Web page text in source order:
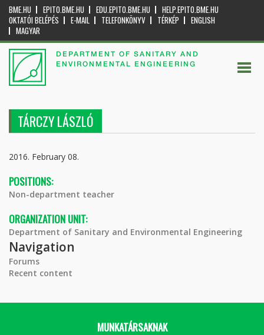
BME.HU EPITO.BME.HU EDU.EPITO.BME.HU
HELP.EPITO.BME.HU
OKTATÓI BELÉPÉS
E-MAIL TELEFONKÖNYV TÉRKÉP
ENGLISH
MAGYAR
DEPARTMENT OF SANITARY AND
ENVIRONMENTAL ENGINEERING
TÁRCZY LÁSZLÓ
2016. February 08.
POSITIONS:
Non-department teacher
ORGANIZATION UNIT:
Department of Sanitary and Environmental Engineering
Navigation
Forums
Recent content
MUNKATÁRSAKNAK